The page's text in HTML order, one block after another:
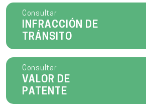
Consultar
INFRACCIÓN DE
TRÁNSITO
Consultar
VALOR DE
PATENTE